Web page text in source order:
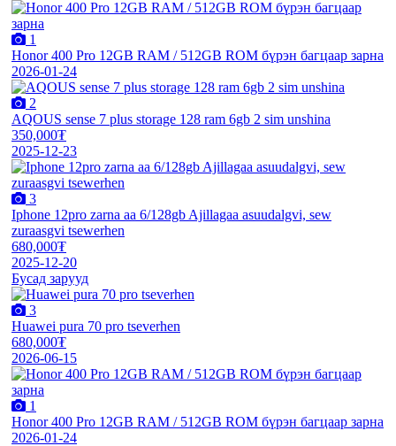
1
Honor 400 Pro 12GB RAM / 512GB ROM бүрэн багцаар зарна
2026-01-24
2
AQOUS sense 7 plus storage 128 ram 6gb 2 sim unshina
350,000₮
2025-12-23
3
Iphone 12pro zarna aa 6/128gb Ajillagaa asuudalgvi, sew
zuraasgvi tsewerhen
680,000₮
2025-12-20
Бусад зарууд
3
Huawei pura 70 pro tseverhen
680,000₮
2026-06-15
1
Honor 400 Pro 12GB RAM / 512GB ROM бүрэн багцаар зарна
2026-01-24